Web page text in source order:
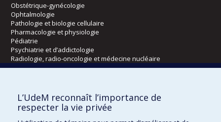
Obstétrique-gynécologie
Ophtalmologie
Pathologie et biologie cellulaire
Pharmacologie et physiologie
Pédiatrie
Psychiatrie et d’addictologie
Radiologie, radio-oncologie et médecine nucléaire
Écoles
Kinésiologie et des sciences de l’activité physique
Orthophonie et audiologie
L’UdeM reconnaît l’importance de
respecter la vie privée